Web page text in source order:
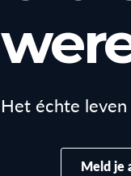
Het échte
Meld je